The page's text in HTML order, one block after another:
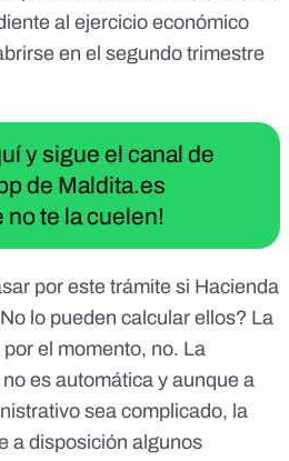
al ejercicio económico
en el segundo trimestre
y sigue el canal de
de Maldita.es
no te la cuelen!
por este trámite si Hacienda
lo pueden calcular ellos? La
el momento, no. La
es automática y aunque a
sea complicado, la
a disposición algunos